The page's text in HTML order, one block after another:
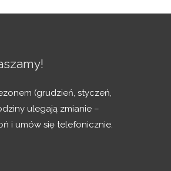
(grudzień, styczeń,
ulegają zmianie –
i umów się telefonicznie.